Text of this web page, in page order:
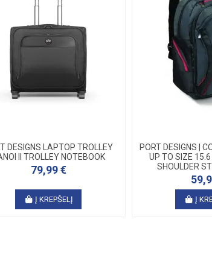
DESIGNS LAPTOP TROLLEY
II TROLLEY NOTEBOOK
79,99 €
Į KREPŠELĮ
PORT DESIGNS |
UP TO SIZE 15.6
SHOULDER
Į